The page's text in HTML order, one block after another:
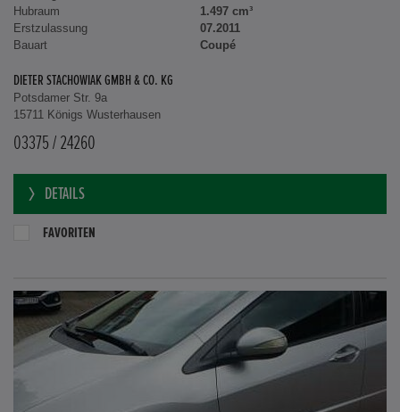
Hubraum
1.497 cm³
Erstzulassung
07.2011
Bauart
Coupé
DIETER STACHOWIAK GMBH & CO. KG
Potsdamer Str. 9a
15711 Königs Wusterhausen
03375 / 24260
DETAILS
FAVORITEN